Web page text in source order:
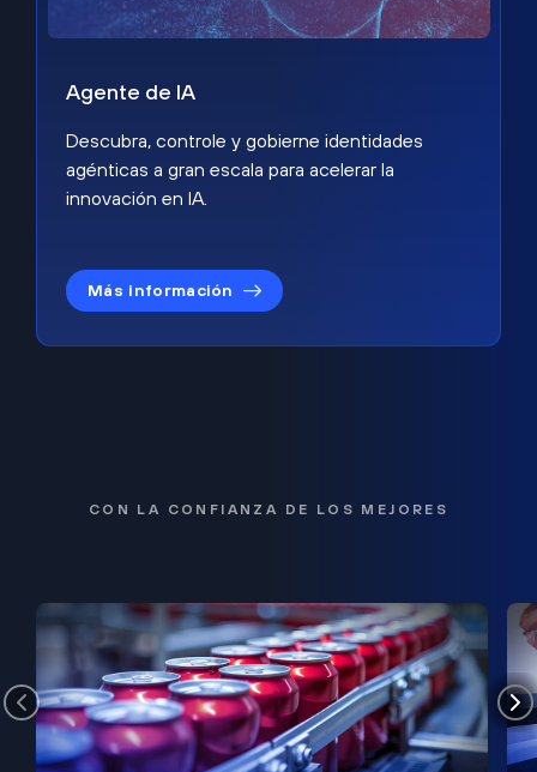
Agente de IA
Descubra, controle y gobierne identidades
agénticas a gran escala para acelerar la
innovación en IA.
Más información
CON LA CONFIANZA DE LOS MEJORES